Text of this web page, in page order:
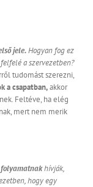
jele.Hogyan fog ez
a szervezetben?
tudomást szerezni,
a csapatban,akkor
Feltéve, ha elég
mert nem merik
folyamatnakhívják,
hogy egy